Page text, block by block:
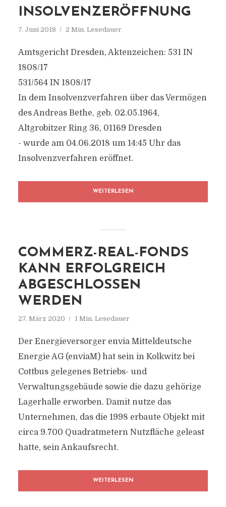
INSOLVENZERÖFFNUNG
7. Juni 2018 2 Min. Lesedauer
Amtsgericht Dresden, Aktenzeichen: 531 IN
1808/17
531/564 IN 1808/17
In dem Insolvenzverfahren über das Vermögen
des Andreas Bethe, geb. 02.05.1964,
Altgrobitzer Ring 36, 01169 Dresden
- wurde am 04.06.2018 um 14:45 Uhr das
Insolvenzverfahren eröffnet.
WEITERLESEN
COMMERZ-REAL-FONDS
KANN ERFOLGREICH
ABGESCHLOSSEN
WERDEN
27. März 2020 1 Min. Lesedauer
Der Energieversorger envia Mitteldeutsche
Energie AG (enviaM) hat sein in Kolkwitz bei
Cottbus gelegenes Betriebs- und
Verwaltungsgebäude sowie die dazu gehörige
Lagerhalle erworben. Damit nutze das
Unternehmen, das die 1998 erbaute Objekt mit
circa 9.700 Quadratmetern Nutzfläche geleast
hatte, sein Ankaufsrecht.
WEITERLESEN